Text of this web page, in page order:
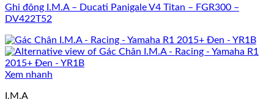
Ghi đông I.M.A – Ducati Panigale V4 Titan – FGR300 –
DV422T52
Xem nhanh
I.M.A